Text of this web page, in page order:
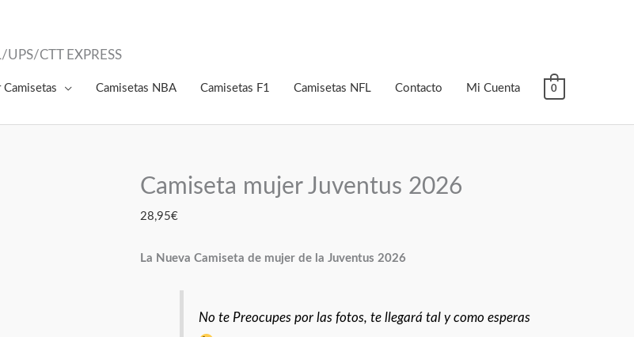
CTT EXPRESS
Camisetas NBA Camisetas F1 Camisetas NFL Contacto Mi Cuenta 0
Camiseta mujer Juventus 2026
28,95€
La Nueva Camiseta de mujer de la Juventus 2026
No te Preocupes por las fotos, te llegará tal y como esperas
Camiseta
Juventus